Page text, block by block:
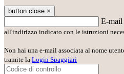
button close ×
E-mail
all'indirizzo indicato con le istruzioni
Non hai una e-mail associata al nome
tramite la Login Spaggiari